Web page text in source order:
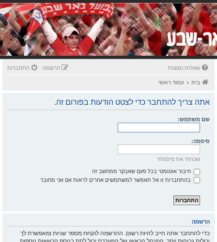
שאלות נפוצות התחברות הרשמה
בית עמוד ראשי
אתה צריך להתחבר כדי לצטט הודעות בפורום זה.
שם משתמש:
סיסמה:
שכחתי את סיסמתי
חיבור אוטומטי בכל פעם שאבקר ממחשב זה
בהתחברות זו אל תאפשר למשתמשים אחרים לראות אם אני מחובר
הרשמה
כדי להתחבר אתה חייב להיות רשום. ההרשמה לוקחת מספר שניות ומאפשרת לך